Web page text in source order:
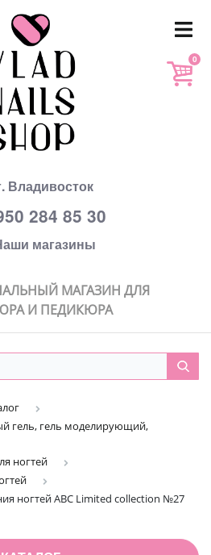
Владивосток
284 85 30
магазины
0
МАГАЗИН ДЛЯ
И ПЕДИКЮРА
гель, гель моделирующий,
ногтей
ногтей ABC Limited collection №27